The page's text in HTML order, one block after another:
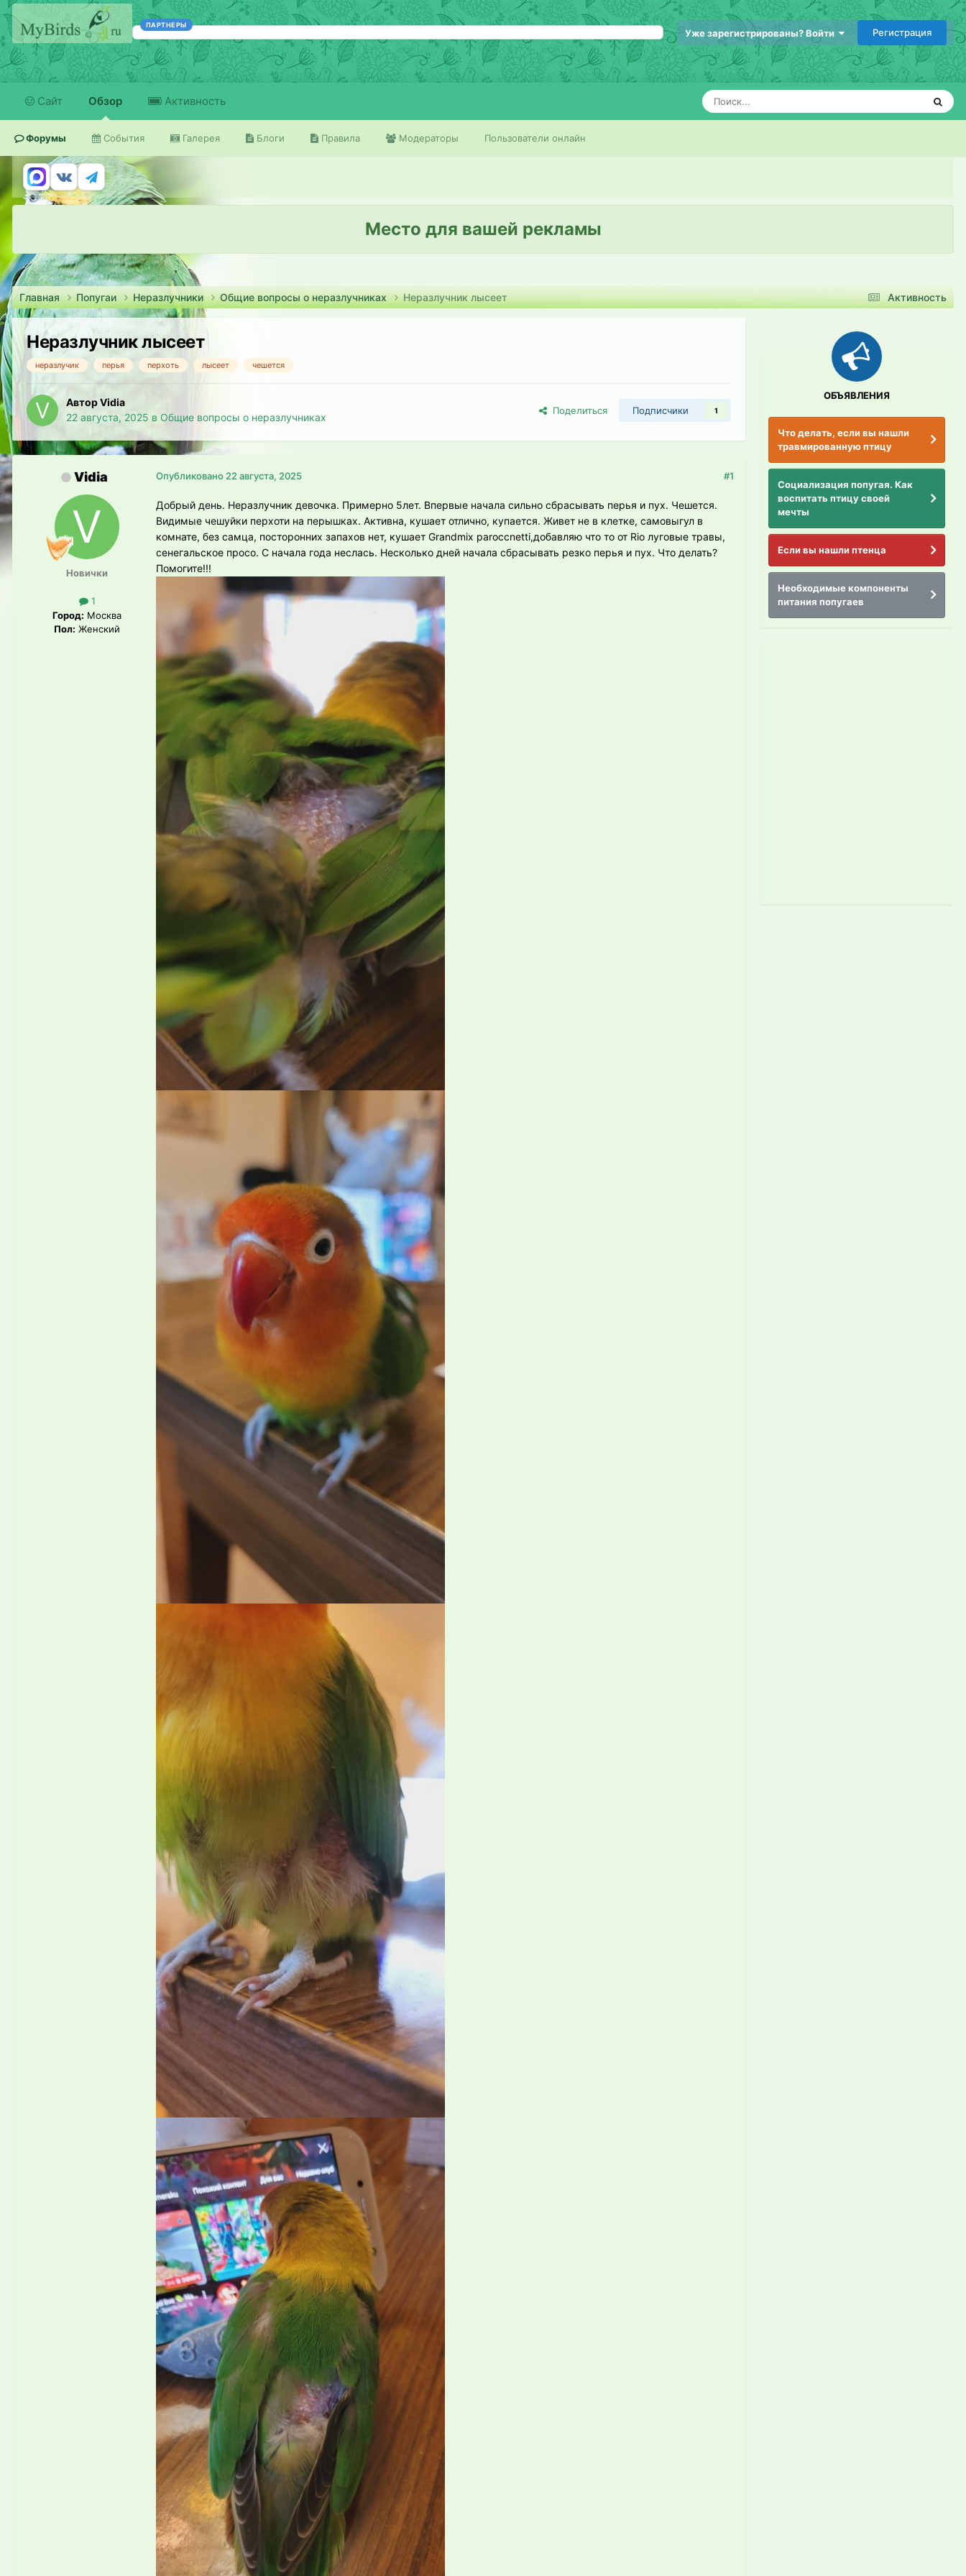
ПАРТНЕРЫ
Уже зарегистрированы? Войти Регистрация
Сайт Обзор
Форумы События Галерея Блоги Правила Модераторы Пользователи онлайн
Активность
Место для вашей рекламы
Активность
Главная Попугаи Неразлучники Общие вопросы о неразлучниках Неразлучник лысеет
Неразлучник лысеет
неразлучик перья перхоть лысеет чешется
Автор Vidia
22 августа, 2025 в Общие вопросы о неразлучниках
Поделиться Подписчики 1
Vidia
Новички
1
Город: Москва
Пол: Женский
#1
Опубликовано 22 августа, 2025
Добрый день. Неразлучник девочка. Примерно 5лет. Впервые начала сильно сбрасывать перья и пух. Чешется.
Видимые чешуйки перхоти на перышках. Активна, кушает отлично, купается. Живет не в клетке, самовыгул в
комнате, без самца, посторонних запахов нет, кушает Grandmix paroccnetti,добавляю что то от Rio луговые травы,
сенегальское просо. С начала года неслась. Несколько дней начала сбрасывать резко перья и пух. Что делать?
Помогите!!!
ОБЪЯВЛЕНИЯ
Что делать, если вы нашли
травмированную птицу
Социализация попугая. Как
воспитать птицу своей
мечты
Если вы нашли птенца
Необходимые компоненты
питания попугаев